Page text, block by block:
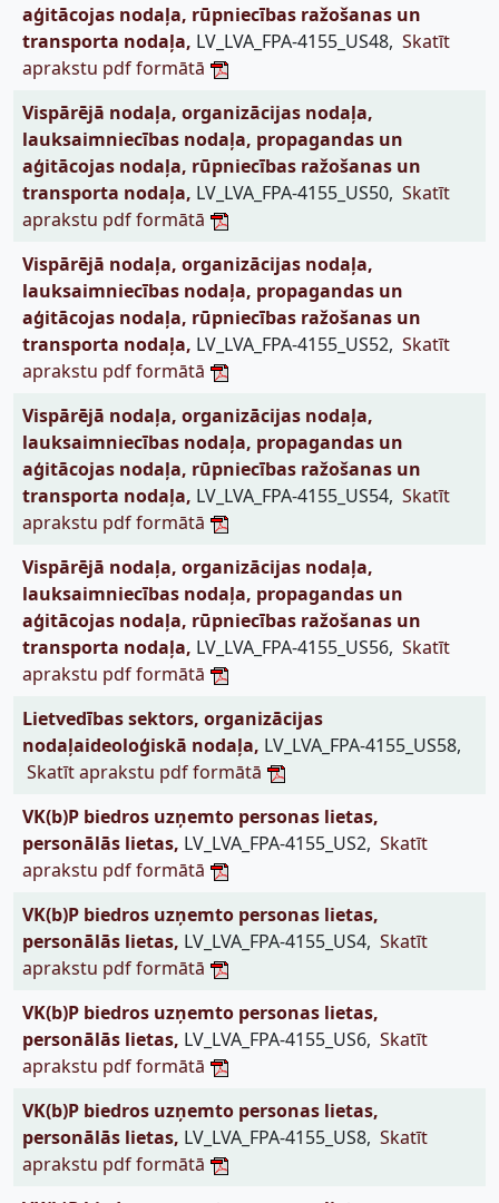
aģitācojas nodaļa, rūpniecības ražošanas un
transporta nodaļa, LV_LVA_FPA-4155_US48, Skatīt
aprakstu pdf formātā
Vispārējā nodaļa, organizācijas nodaļa,
lauksaimniecības nodaļa, propagandas un
aģitācojas nodaļa, rūpniecības ražošanas un
transporta nodaļa, LV_LVA_FPA-4155_US50, Skatīt
aprakstu pdf formātā
Vispārējā nodaļa, organizācijas nodaļa,
lauksaimniecības nodaļa, propagandas un
aģitācojas nodaļa, rūpniecības ražošanas un
transporta nodaļa, LV_LVA_FPA-4155_US52, Skatīt
aprakstu pdf formātā
Vispārējā nodaļa, organizācijas nodaļa,
lauksaimniecības nodaļa, propagandas un
aģitācojas nodaļa, rūpniecības ražošanas un
transporta nodaļa, LV_LVA_FPA-4155_US54, Skatīt
aprakstu pdf formātā
Vispārējā nodaļa, organizācijas nodaļa,
lauksaimniecības nodaļa, propagandas un
aģitācojas nodaļa, rūpniecības ražošanas un
transporta nodaļa, LV_LVA_FPA-4155_US56, Skatīt
aprakstu pdf formātā
Lietvedības sektors, organizācijas
nodaļaideoloģiskā nodaļa, LV_LVA_FPA-4155_US58,
Skatīt aprakstu pdf formātā
VK(b)P biedros uzņemto personas lietas,
personālās lietas, LV_LVA_FPA-4155_US2, Skatīt
aprakstu pdf formātā
VK(b)P biedros uzņemto personas lietas,
personālās lietas, LV_LVA_FPA-4155_US4, Skatīt
aprakstu pdf formātā
VK(b)P biedros uzņemto personas lietas,
personālās lietas, LV_LVA_FPA-4155_US6, Skatīt
aprakstu pdf formātā
VK(b)P biedros uzņemto personas lietas,
personālās lietas, LV_LVA_FPA-4155_US8, Skatīt
aprakstu pdf formātā